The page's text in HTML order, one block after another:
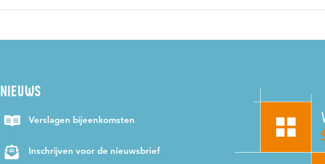
Wijkgericht werken Wijkteams WMO wonen Zelfredzaamheid
NIEUWS
Verslagen bijeenkomsten
Inschrijven voor de nieuwsbrief